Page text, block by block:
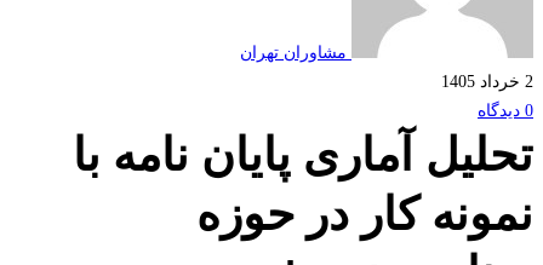
مشاوران تهران
آماری پایان نامه با
کار در حوزه